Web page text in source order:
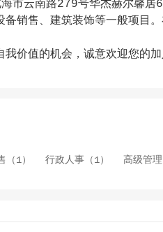
市云南路279号华杰赫尔馨
备销售、建筑装饰等一般项目
我价值的机会，诚意欢迎您的
（1） 行政人事（1） 高级管